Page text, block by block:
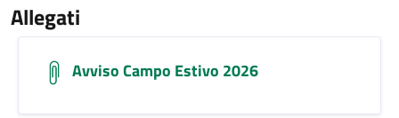
Allegati
Avviso Campo Estivo 2026